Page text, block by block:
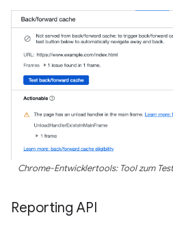
Chrome-Entwicklertools: Tool zum
Reporting API